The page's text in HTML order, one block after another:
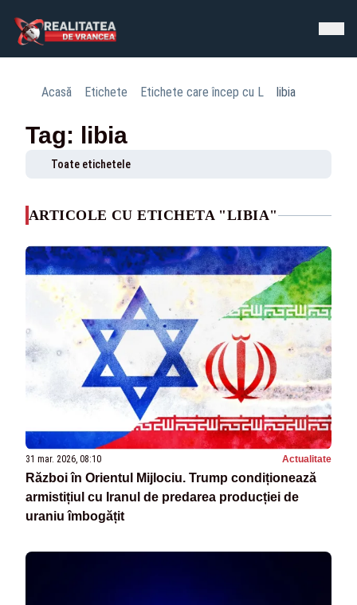
Acasă Etichete Etichete care încep cu L libia
Tag: libia
Toate etichetele
ARTICOLE CU ETICHETA "LIBIA"
31 mar. 2026, 08:10 Actualitate
Război în Orientul Mijlociu. Trump condiționează
armistițiul cu Iranul de predarea producției de
uraniu îmbogățit